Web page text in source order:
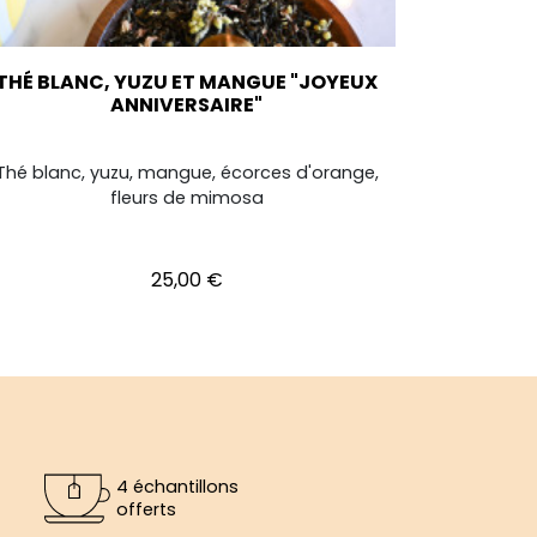
BLANC, YUZU ET MANGUE "JOYEUX
ANNIVERSAIRE"
blanc, yuzu, mangue, écorces d'orange,
fleurs de mimosa
Prix
25,00 €
4 échantillons
offerts